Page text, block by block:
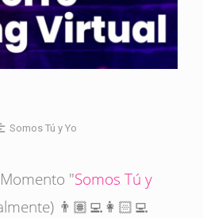
Somos Tú y Yo
Momento "Somos Tú y
👨🏽‍💻👩🏻‍💻